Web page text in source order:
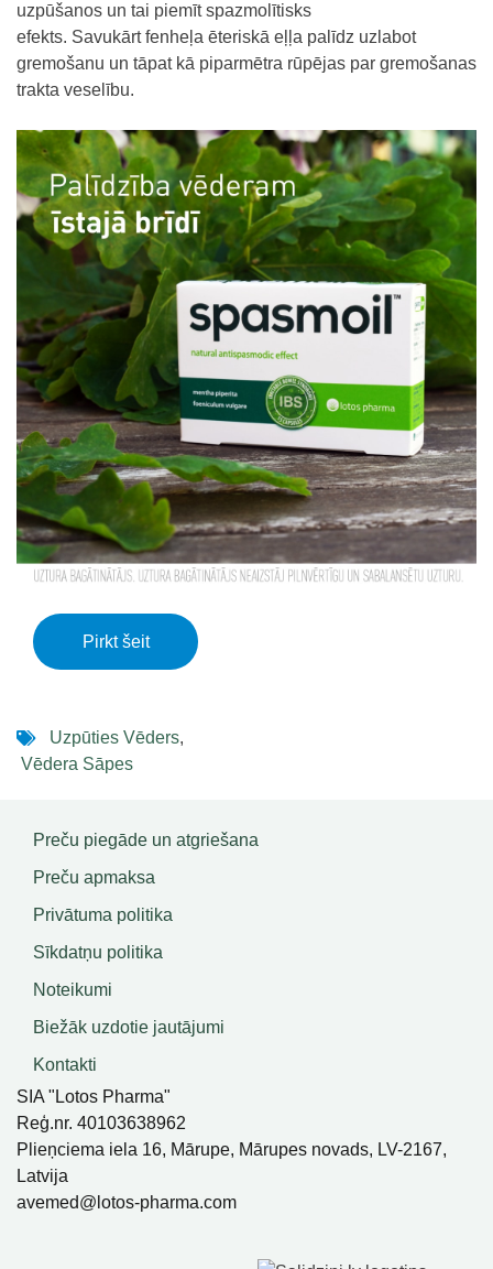
uzpūšanos un tai piemīt spazmolītisks
efekts. Savukārt fenheļa ēteriskā eļļa palīdz uzlabot
gremošanu un tāpat kā piparmētra rūpējas par gremošanas
trakta veselību.
Pirkt šeit
Uzpūties Vēders,
Vēdera Sāpes
Preču piegāde un atgriešana
Preču apmaksa
Privātuma politika
Sīkdatņu politika
Noteikumi
Biežāk uzdotie jautājumi
Kontakti
SIA "Lotos Pharma"
Reģ.nr. 40103638962
Plieņciema iela 16, Mārupe, Mārupes novads, LV-2167,
Latvija
avemed@lotos-pharma.com